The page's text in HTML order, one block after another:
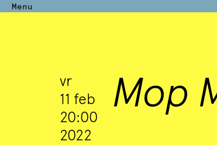
Menu
—
vr
11 feb
20:00
2022
Mop